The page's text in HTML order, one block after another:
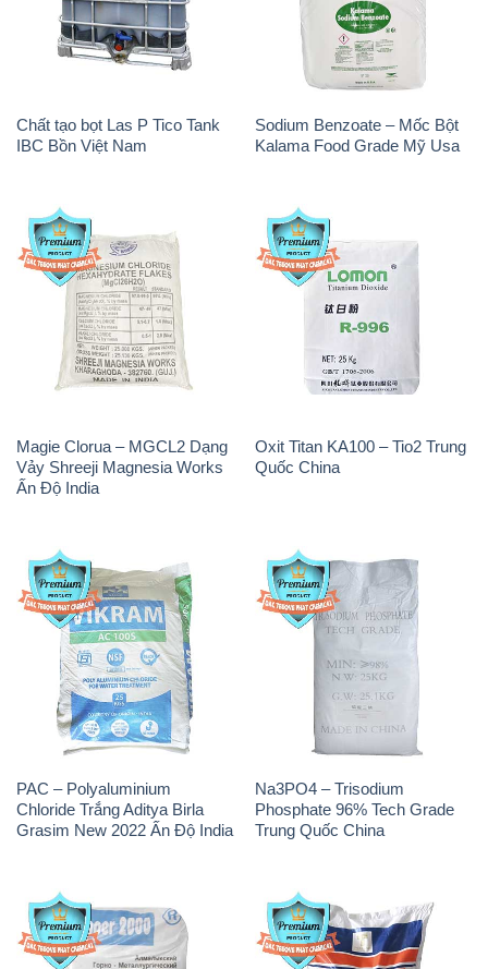
Chất tạo bọt Las P Tico Tank
IBC Bồn Việt Nam
Sodium Benzoate – Mốc Bột
Kalama Food Grade Mỹ Usa
Magie Clorua – MGCL2 Dạng
Vảy Shreeji Magnesia Works
Ấn Độ India
Oxit Titan KA100 – Tio2 Trung
Quốc China
PAC – Polyaluminium
Chloride Trắng Aditya Birla
Grasim New 2022 Ấn Độ India
Na3PO4 – Trisodium
Phosphate 96% Tech Grade
Trung Quốc China